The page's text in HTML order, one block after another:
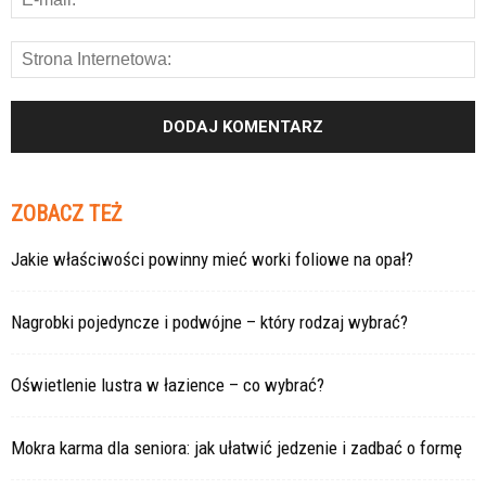
ZOBACZ TEŻ
Jakie właściwości powinny mieć worki foliowe na opał?
Nagrobki pojedyncze i podwójne – który rodzaj wybrać?
Oświetlenie lustra w łazience – co wybrać?
Mokra karma dla seniora: jak ułatwić jedzenie i zadbać o formę